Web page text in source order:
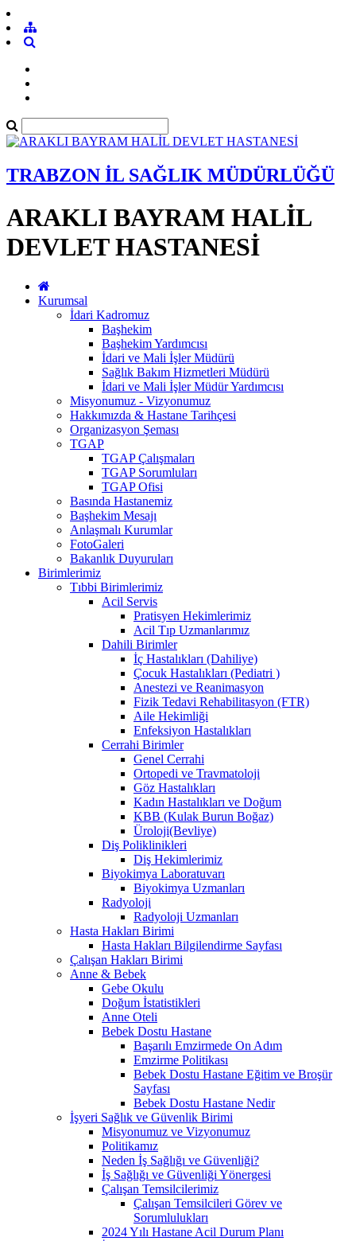
TRABZON İL SAĞLIK MÜDÜRLÜĞÜ
ARAKLI BAYRAM HALİL
DEVLET HASTANESİ
Kurumsal
İdari Kadromuz
Başhekim
Başhekim Yardımcısı
İdari ve Mali İşler Müdürü
Sağlık Bakım Hizmetleri Müdürü
İdari ve Mali İşler Müdür Yardımcısı
Misyonumuz - Vizyonumuz
Hakkımızda & Hastane Tarihçesi
Organizasyon Şeması
TGAP
TGAP Çalışmaları
TGAP Sorumluları
TGAP Ofisi
Basında Hastanemiz
Başhekim Mesajı
Anlaşmalı Kurumlar
FotoGaleri
Bakanlık Duyuruları
Birimlerimiz
Tıbbi Birimlerimiz
Acil Servis
Pratisyen Hekimlerimiz
Acil Tıp Uzmanlarımız
Dahili Birimler
İç Hastalıkları (Dahiliye)
Çocuk Hastalıkları (Pediatri )
Anestezi ve Reanimasyon
Fizik Tedavi Rehabilitasyon (FTR)
Aile Hekimliği
Enfeksiyon Hastalıkları
Cerrahi Birimler
Genel Cerrahi
Ortopedi ve Travmatoloji
Göz Hastalıkları
Kadın Hastalıkları ve Doğum
KBB (Kulak Burun Boğaz)
Üroloji(Bevliye)
Diş Poliklinikleri
Diş Hekimlerimiz
Biyokimya Laboratuvarı
Biyokimya Uzmanları
Radyoloji
Radyoloji Uzmanları
Hasta Hakları Birimi
Hasta Hakları Bilgilendirme Sayfası
Çalışan Hakları Birimi
Anne & Bebek
Gebe Okulu
Doğum İstatistikleri
Anne Oteli
Bebek Dostu Hastane
Başarılı Emzirmede On Adım
Emzirme Politikası
Bebek Dostu Hastane Eğitim ve Broşür
Sayfası
Bebek Dostu Hastane Nedir
İşyeri Sağlık ve Güvenlik Birimi
Misyonumuz ve Vizyonumuz
Politikamız
Neden İş Sağlığı ve Güvenliği?
İş Sağlığı ve Güvenliği Yönergesi
Çalışan Temsilcilerimiz
Çalışan Temsilcileri Görev ve
Sorumlulukları
2024 Yılı Hastane Acil Durum Planı